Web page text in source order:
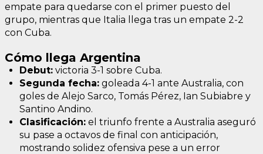
empate para quedarse con el primer puesto del
grupo, mientras que Italia llega tras un empate 2-2
con Cuba.
Cómo llega Argentina
Debut: victoria 3-1 sobre Cuba.
Segunda fecha: goleada 4-1 ante Australia, con
goles de Alejo Sarco, Tomás Pérez, Ian Subiabre y
Santino Andino.
Clasificación: el triunfo frente a Australia aseguró
su pase a octavos de final con anticipación,
mostrando solidez ofensiva pese a un error